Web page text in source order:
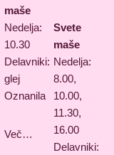
maše
Nedelja:
10.30
Delavniki:
glej
Oznanila
Več…
Svete
maše
Nedelja:
8.00,
10.00,
11.30,
16.00
Delavniki: